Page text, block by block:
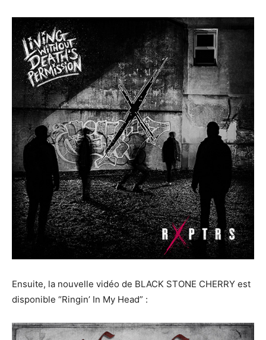
Ensuite, la nouvelle vidéo de BLACK STONE CHERRY est
disponible “Ringin’ In My Head” :